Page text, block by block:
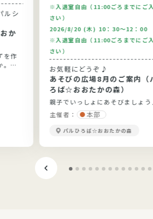
ルシ
を作
。今
※入退室自由（11:00ごろまでにご
さい）
2026/8/20 (木) 10：30～12：00
※入退室自由（11:00ごろまでにご
さい）
お気軽にどうぞ♪
あそびの広場8月のご案内（
ろば☆おおたかの森）
親子でいっしょにあそびましょ
主催者：
本部
パルひろば☆おおたかの森